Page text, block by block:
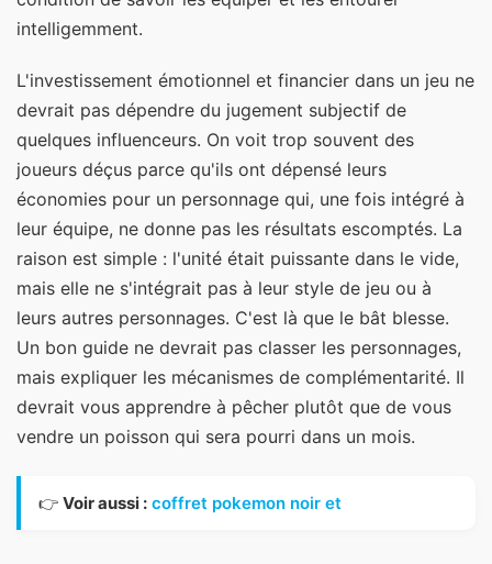
intelligemment.
L'investissement émotionnel et financier dans un jeu ne
devrait pas dépendre du jugement subjectif de
quelques influenceurs. On voit trop souvent des
joueurs déçus parce qu'ils ont dépensé leurs
économies pour un personnage qui, une fois intégré à
leur équipe, ne donne pas les résultats escomptés. La
raison est simple : l'unité était puissante dans le vide,
mais elle ne s'intégrait pas à leur style de jeu ou à
leurs autres personnages. C'est là que le bât blesse.
Un bon guide ne devrait pas classer les personnages,
mais expliquer les mécanismes de complémentarité. Il
devrait vous apprendre à pêcher plutôt que de vous
vendre un poisson qui sera pourri dans un mois.
👉 Voir aussi : coffret pokemon noir et